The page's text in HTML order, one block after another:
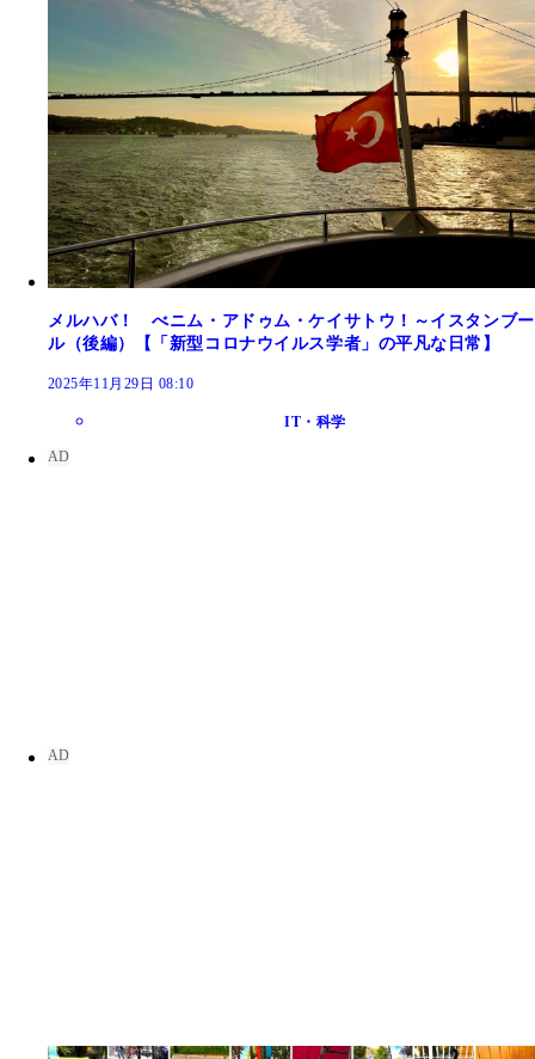
メルハバ！ べニム・アドゥム・ケイサトウ！～イスタンブー
ル（後編）【「新型コロナウイルス学者」の平凡な日常】
2025年11月29日 08:10
IT・科学